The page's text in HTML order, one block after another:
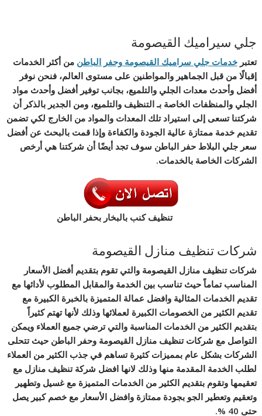
جلي سيراميك القيصومة
تعتبرخدمات جلي سراميك القيصومة وحفر الباطن من أكثر الخدمات
إقبالًا من قبل الجماهير والمواطنين على مستوى العالم، فنحن نوفر
أفضل وأحدث معدات الجلي والتلميع، بجانب توفير أفضل وأحدث مواد
الجلي والمنظفات الخاصة بـ التنظيف والتلميع، ومن الجدير بالذكر أن
شركتنا تسعى إلى استيراد تلك المعدات والمواد من الخارج لكي تضمن
تقديم خدمة ممتازة عالية الجودة والكفاءة وإذا قمت بالبحث عن أفضل
سعر جلي البلاط حفر الباطن سوف تجد أيضًا أن شركتنا هي أرخص
الشركات الخاصة بالخدمات.
تنظيف كنب بالبخار بحفر الباطن
شركات تنظيف منازل القيصومة
شركات تنظيف منازل القيصومة والتي تقوم بتقديم أفضل الأسعار
المناسب تماماً حيث تناسب بين الخدمة والمقابل المطلوب لأدائها مع
تقديم الخدمات المثالية وافضل عمالة المتميزة بالخبرة الكبيرة مع
تقديم الكثير من الخصومات الكبيرة لعملائها وذلك لأنها تهتم كثيراً
بتقديم الكثير من الخدمات المناسبة والتي ترضي جميع العملاء ويمكن
التواصل مع شركات تنظيف منازل القيصومة وحفر الباطن حيث تتحلى
الشركات بشكل عام بمميزات كثيرة تساهم في جذب الكثير من العملاء
لطلب الخدمة المقدمة منها وذلك لانها افضل شركة تنظيف منازل مع
تعقيمها وتقوم بتقديم الكثير من الخدمات المتميزة مع غسيل وتطهير
وتعقيم وتعطير الجو بجودة ممتازة وافضل الأسعار مع خصم كبير يصل
حتى 40 %.